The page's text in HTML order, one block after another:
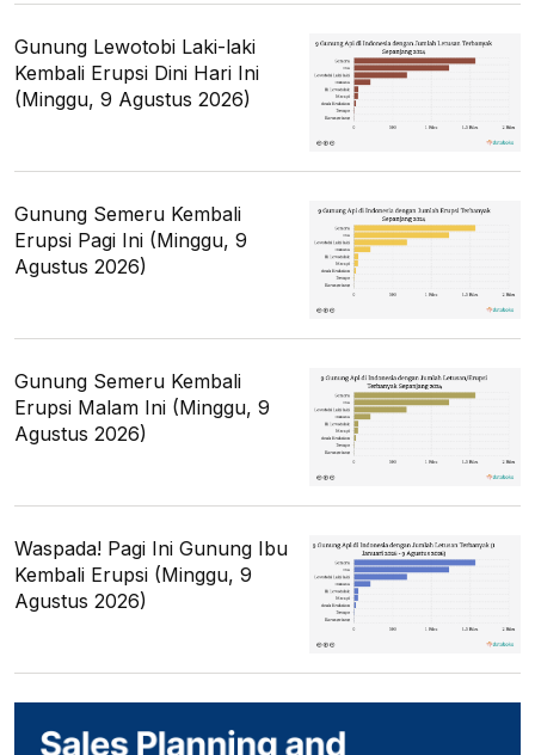
Gunung Lewotobi Laki-laki
Kembali Erupsi Dini Hari Ini
(Minggu, 9 Agustus 2026)
Gunung Semeru Kembali
Erupsi Pagi Ini (Minggu, 9
Agustus 2026)
Gunung Semeru Kembali
Erupsi Malam Ini (Minggu, 9
Agustus 2026)
Waspada! Pagi Ini Gunung Ibu
Kembali Erupsi (Minggu, 9
Agustus 2026)